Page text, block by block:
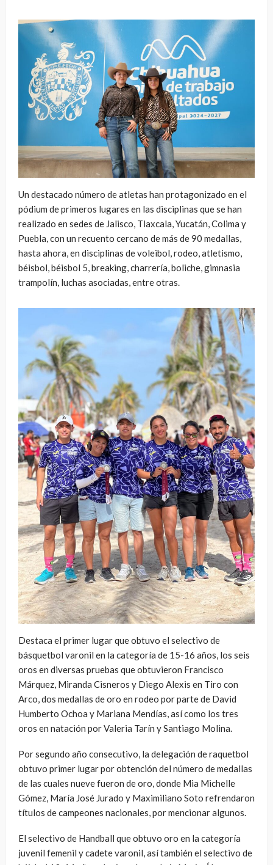
Un destacado número de atletas han protagonizado en el
pódium de primeros lugares en las disciplinas que se han
realizado en sedes de Jalisco, Tlaxcala, Yucatán, Colima y
Puebla, con un recuento cercano de más de 90 medallas,
hasta ahora, en disciplinas de voleibol, rodeo, atletismo,
béisbol, béisbol 5, breaking, charrería, boliche, gimnasia
trampolín, luchas asociadas, entre otras.
Destaca el primer lugar que obtuvo el selectivo de
básquetbol varonil en la categoría de 15-16 años, los seis
oros en diversas pruebas que obtuvieron Francisco
Márquez, Miranda Cisneros y Diego Alexis en Tiro con
Arco, dos medallas de oro en rodeo por parte de David
Humberto Ochoa y Mariana Mendías, así como los tres
oros en natación por Valeria Tarín y Santiago Molina.
Por segundo año consecutivo, la delegación de raquetbol
obtuvo primer lugar por obtención del número de medallas
de las cuales nueve fueron de oro, donde Mia Michelle
Gómez, María José Jurado y Maximiliano Soto refrendaron
títulos de campeones nacionales, por mencionar algunos.
El selectivo de Handball que obtuvo oro en la categoría
juvenil femenil y cadete varonil, así también el selectivo de